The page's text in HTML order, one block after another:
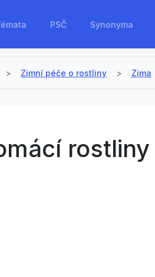
PSČ Synonyma
Zimní péče o rostliny Zima